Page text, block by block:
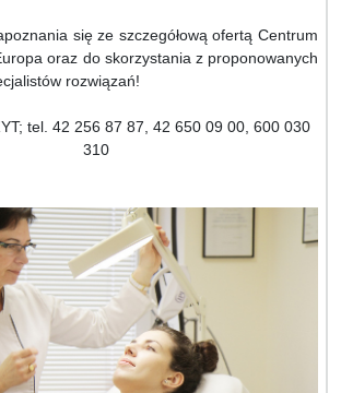
się ze szczegółową ofertą Centrum
oraz do skorzystania z proponowanych
rozwiązań!
tel. 42 256 87 87, 42 650 09 00, 600 030
310